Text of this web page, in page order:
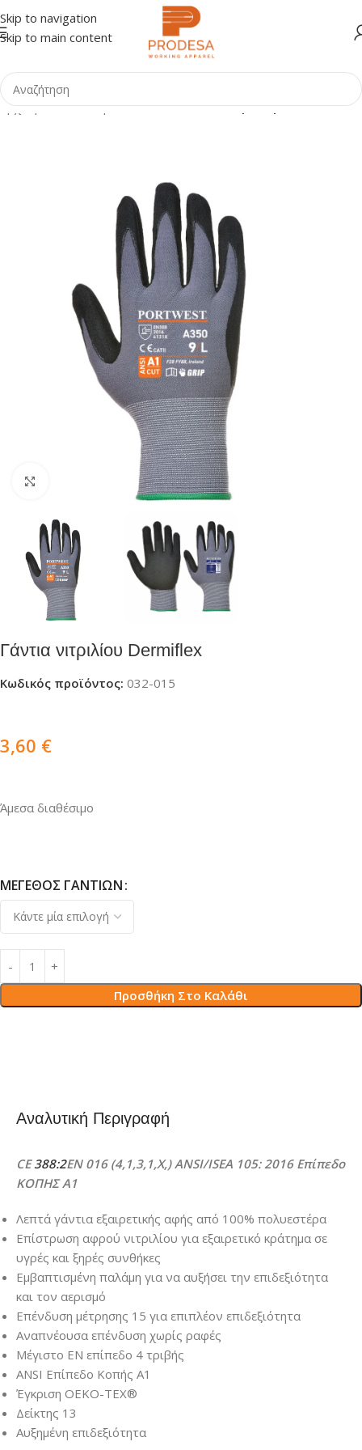
Skip to navigation
Skip to main content
Αρχική σελίδα Shop ΕΠΑΓΓΕΛΜΑΤΑ Ηλεκτρολόγοι
Γάντια νιτριλίου Dermiflex
Κωδικός προϊόντος: 032-015
3,60 €
Άμεσα διαθέσιμο
ΜΈΓΕΘΟΣ ΓΑΝΤΙΏΝ
Προσθήκη Στο Καλάθι
Αναλυτική Περιγραφή
CE388:2EN 016 (4,1,3,1,X,) ANSI/ISEA 105: 2016 Επίπεδο
ΚΟΠΗΣ A1
Λεπτά γάντια εξαιρετικής αφής από 100% πολυεστέρα
Επίστρωση αφρού νιτριλίου για εξαιρετικό κράτημα σε
υγρές και ξηρές συνθήκες
Εμβαπτισμένη παλάμη για να αυξήσει την επιδεξιότητα
και τον αερισμό
Επένδυση μέτρησης 15 για επιπλέον επιδεξιότητα
Αναπνέουσα επένδυση χωρίς ραφές
Μέγιστο EN επίπεδο 4 τριβής
ANSI Επίπεδο Κοπής Α1
Έγκριση OEKO-TEX®
Δείκτης 13
Αυξημένη επιδεξιότητα